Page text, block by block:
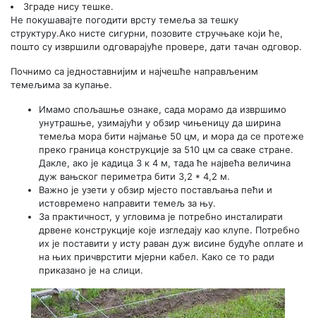
Зграде нису тешке.
Не покушавајте погодити врсту темеља за тешку
структуру.Ако нисте сигурни, позовите стручњаке који ће,
пошто су извршили одговарајуће провере, дати тачан одговор.
Почнимо са једноставнијим и најчешће направљеним
темељима за купање.
Имамо спољашње ознаке, сада морамо да извршимо
унутрашње, узимајући у обзир чињеницу да ширина
темеља мора бити најмање 50 цм, и мора да се протеже
преко граница конструкције за 510 цм са сваке стране.
Дакле, ако је кадица 3 к 4 м, тада ће највећа величина
дуж вањског периметра бити 3,2 * 4,2 м.
Важно је узети у обзир мјесто постављања пећи и
истовремено направити темељ за њу.
За практичност, у угловима је потребно инсталирати
дрвене конструкције које изгледају као клупе. Потребно
их је поставити у исту раван дуж висине будуће оплате и
на њих причврстити мјерни кабел. Како се то ради
приказано је на слици.